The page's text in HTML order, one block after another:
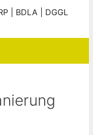
| BDLA | DGGL